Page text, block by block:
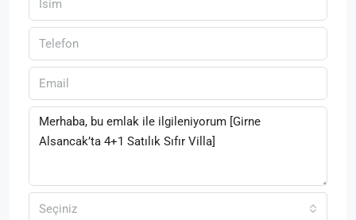
Seçiniz